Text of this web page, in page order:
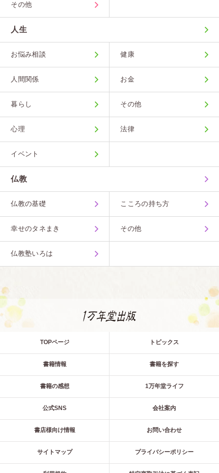
その他
人生
お悩み相談 健康
人間関係 お金
暮らし その他
心理 法律
イベント
仏教
仏教の基礎 こころの持ち方
幸せのタネまき その他
仏教塾いろは
TOPページ トピックス
書籍情報 書籍を探す
書籍の感想 1万年堂ライフ
公式SNS 会社案内
書店様向け情報 お問い合わせ
サイトマップ プライバシーポリシー